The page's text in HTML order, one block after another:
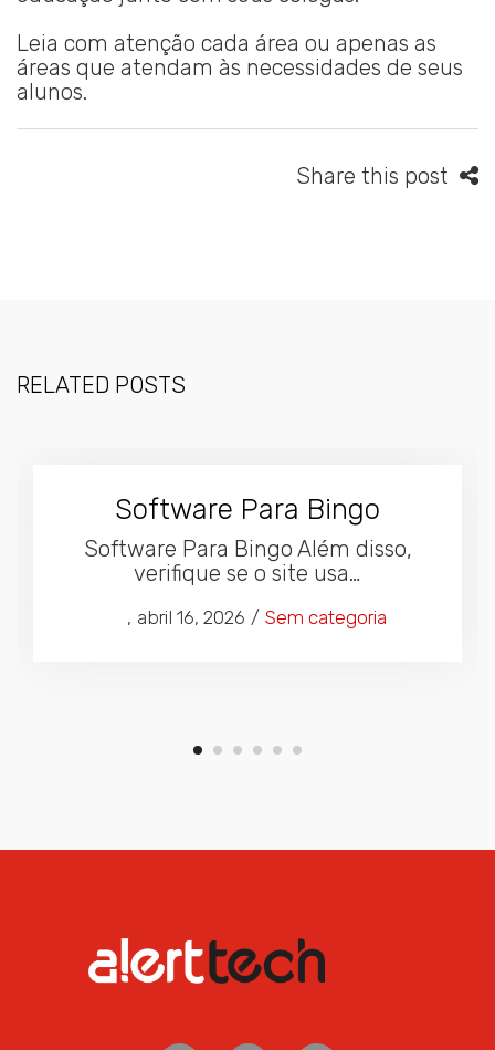
Leia com atenção cada área ou apenas as
áreas que atendam às necessidades de seus
alunos.
Share this post
RELATED POSTS
Software Para Bingo
Software Para Bingo Além disso,
verifique se o site usa…
Posted
abril 16, 2026
Posted
Sem categoria